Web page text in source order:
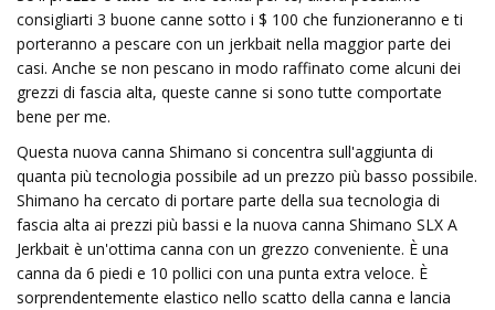
consigliarti 3 buone canne sotto i $ 100 che funzioneranno e ti
porteranno a pescare con un jerkbait nella maggior parte dei
casi. Anche se non pescano in modo raffinato come alcuni dei
grezzi di fascia alta, queste canne si sono tutte comportate
bene per me.
Questa nuova canna Shimano si concentra sull'aggiunta di
quanta più tecnologia possibile ad un prezzo più basso possibile.
Shimano ha cercato di portare parte della sua tecnologia di
fascia alta ai prezzi più bassi e la nuova canna Shimano SLX A
Jerkbait è un'ottima canna con un grezzo conveniente. È una
canna da 6 piedi e 10 pollici con una punta extra veloce. È
sorprendentemente elastico nello scatto della canna e lancia